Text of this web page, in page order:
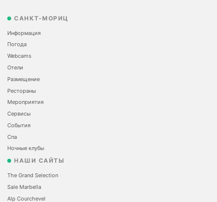
САНКТ-МОРИЦ
Информация
Погода
Webcams
Отели
Размещение
Рестораны
Мероприятия
Сервисы
События
Спа
Ночные клубы
НАШИ САЙТЫ
The Grand Selection
Sale Marbella
Alp Courchevel